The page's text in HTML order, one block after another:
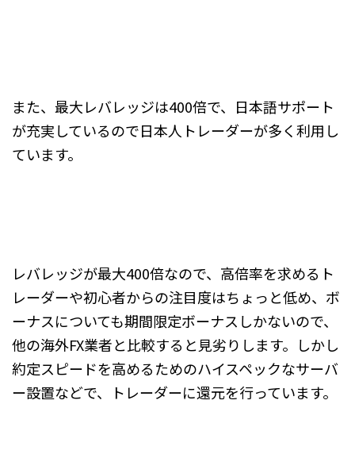
また、最大レバレッジは400倍で、日本語サポート
が充実しているので日本人トレーダーが多く利用し
ています。
レバレッジが最大400倍なので、高倍率を求めるト
レーダーや初心者からの注目度はちょっと低め、ボ
ーナスについても期間限定ボーナスしかないので、
他の海外FX業者と比較すると見劣りします。しかし
約定スピードを高めるためのハイスペックなサーバ
ー設置などで、トレーダーに還元を行っています。